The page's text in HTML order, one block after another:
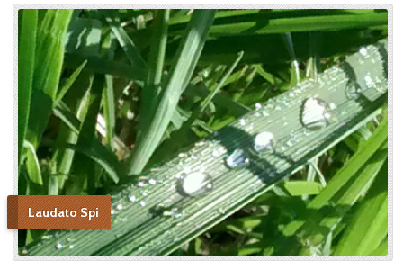
Laudato Spi